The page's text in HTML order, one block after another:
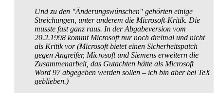
Und zu den "Änderungs­wünschen" gehörten einige
Streichungen, unter anderem die Microsoft-Kritik. Die
musste fast ganz raus. In der Abgabeversion vom
20.2.1998 kommt Microsoft nur noch dreimal und nicht
als Kritik vor (Microsoft bietet einen Sicherheits­patch
gegen Angreifer, Microsoft und Siemens erweitern die
Zusammenarbeit, das Gutachten hätte als Microsoft
Word 97 abgegeben werden sollen – ich bin aber bei TeX
geblieben.)